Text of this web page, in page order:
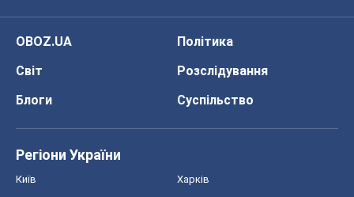
OBOZ.UA
Політика
Світ
Розслідування
Блоги
Суспільство
Регіони України
Київ Харків